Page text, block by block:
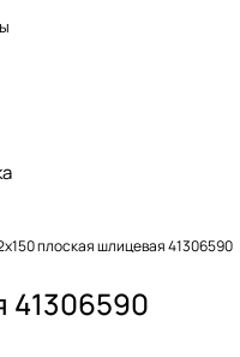
плоская шлицевая 41306590
41306590